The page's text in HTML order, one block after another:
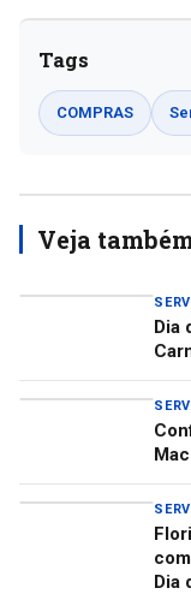
Tags
COMPRAS
Veja
Dia
Dia